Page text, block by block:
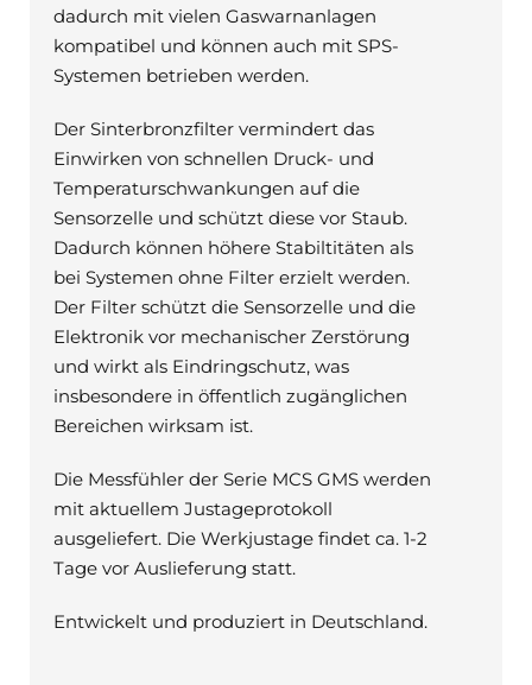
dadurch mit vielen Gaswarnanlagen
kompatibel und können auch mit SPS-
Systemen betrieben werden.
Der Sinterbronzfilter vermindert das
Einwirken von schnellen Druck- und
Temperaturschwankungen auf die
Sensorzelle und schützt diese vor Staub.
Dadurch können höhere Stabiltitäten als
bei Systemen ohne Filter erzielt werden.
Der Filter schützt die Sensorzelle und die
Elektronik vor mechanischer Zerstörung
und wirkt als Eindringschutz, was
insbesondere in öffentlich zugänglichen
Bereichen wirksam ist.
Die Messfühler der Serie MCS GMS werden
mit aktuellem Justageprotokoll
ausgeliefert. Die Werkjustage findet ca. 1-2
Tage vor Auslieferung statt.
Entwickelt und produziert in Deutschland.